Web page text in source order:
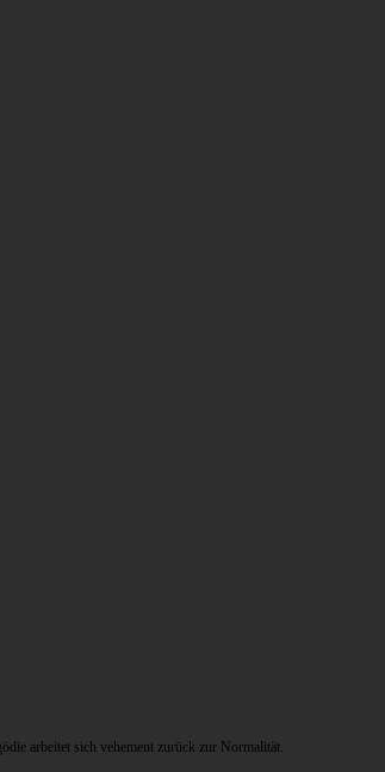
arbeitet sich vehement zurück zur Normalität.